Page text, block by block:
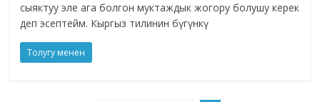
сыяктуу эле ага болгон муктаждык жогору болушу керек
деп эсептейм. Кыргыз тилинин бүгүнкү
Толугу менен